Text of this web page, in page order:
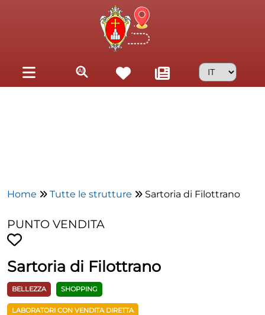
Home Tutte le strutture Sartoria di Filottrano
PUNTO VENDITA
Sartoria di Filottrano
BELLEZZA SHOPPING
LABORATORI CON VENDITA DIRETTA